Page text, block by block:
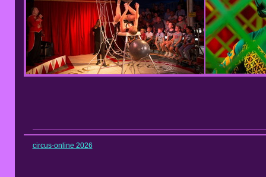
circus-online 2026